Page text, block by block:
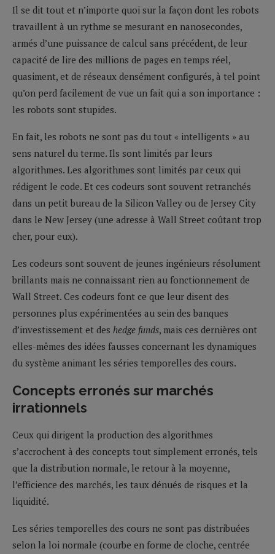
Il se dit tout et n’importe quoi sur la façon dont les robots
travaillent à un rythme se mesurant en nanosecondes,
armés d’une puissance de calcul sans précédent, de leur
capacité de lire des millions de pages en temps réel,
quasiment, et de réseaux densément configurés, à tel point
qu’on perd facilement de vue un fait qui a son importance :
les robots sont stupides.
En fait, les robots ne sont pas du tout « intelligents » au
sens naturel du terme. Ils sont limités par leurs
algorithmes. Les algorithmes sont limités par ceux qui
rédigent le code. Et ces codeurs sont souvent retranchés
dans un petit bureau de la Silicon Valley ou de Jersey City
dans le New Jersey (une adresse à Wall Street coûtant trop
cher, pour eux).
Les codeurs sont souvent de jeunes ingénieurs résolument
brillants mais ne connaissant rien au fonctionnement de
Wall Street. Ces codeurs font ce que leur disent des
personnes plus expérimentées au sein des banques
d’investissement et des hedge funds, mais ces dernières ont
elles-mêmes des idées fausses concernant les dynamiques
du système animant les séries temporelles des cours.
Concepts erronés sur marchés
irrationnels
Ceux qui dirigent la production des algorithmes
s’accrochent à des concepts tout simplement erronés, tels
que la distribution normale, le retour à la moyenne,
l’efficience des marchés, les taux dénués de risques et la
liquidité.
Les séries temporelles des cours ne sont pas distribuées
selon la loi normale (courbe en forme de cloche, centrée